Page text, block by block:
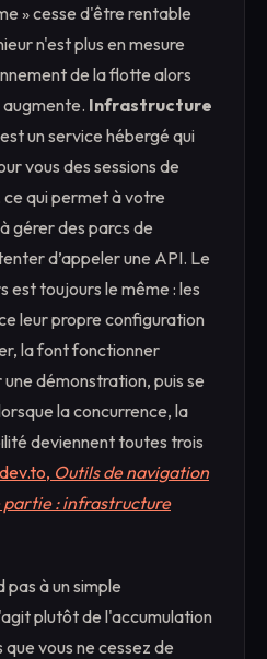
» cesse d'être rentable
n'est plus en mesure
de la flotte alors
Infrastructure
est un service hébergé qui
vous des sessions de
ce qui permet à votre
gérer des parcs de
d’appeler une API. Le
est toujours le même : les
leur propre configuration
la font fonctionner
démonstration, puis se
la concurrence, la
deviennent toutes trois
dev.to, Outils de navigation
partie : infrastructure
pas à un simple
plutôt de l'accumulation
vous ne cessez de